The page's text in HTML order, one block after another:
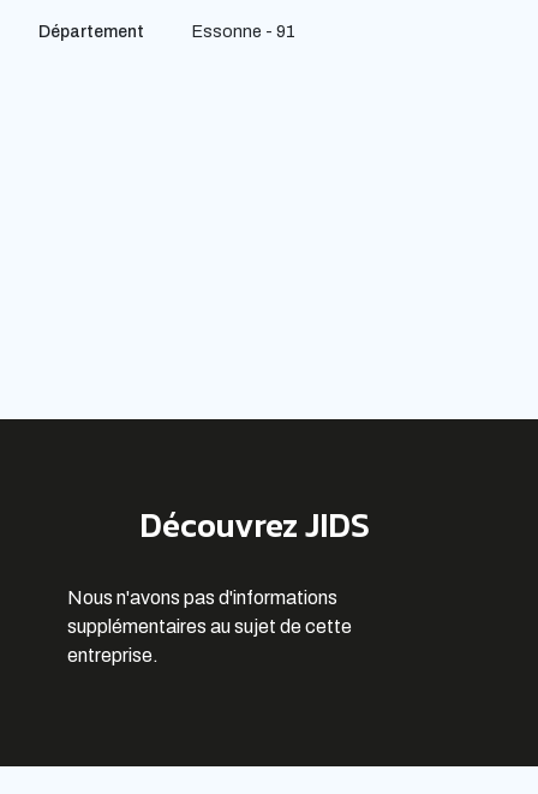
Département Essonne - 91
Découvrez JIDS
Nous n'avons pas d'informations
supplémentaires au sujet de cette
entreprise.